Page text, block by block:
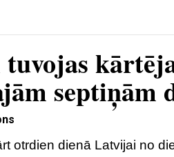
septiņām
otrdien dienā Latvijai no